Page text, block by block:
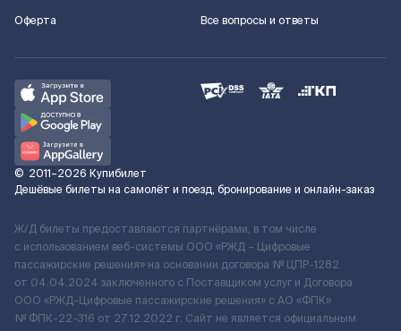
Оферта
Все вопросы и ответы
© 2011–2026 Купибилет
Дешёвые билеты на самолёт и поезд, бронирование и онлайн-заказ
Ж/Д билеты предоставляются партнёрами, в том числе
с использованием веб-системы ООО «РЖД – Цифровые
пассажирские решения» на основании договора № ЦПР-1282
от 04.04.2024 заключенного с Поставщиком услуг и Договора
ООО «РЖД-Цифровые пассажирские решения» c АО «ФПК»
№ ФПК-22-316 от 27.12.2022 г. Сайт не является официальным